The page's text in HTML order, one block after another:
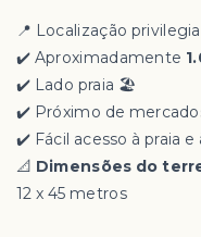
📍 Localização
✔️ Aproximadamente
✔️ Lado praia 🏖️
✔️ Próximo de
✔️ Fácil acesso à praia e
📐 Dimensões do
12 x 45 metros